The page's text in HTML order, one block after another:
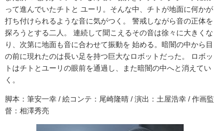
って進んでいたチトと ユーリ。そんな中、チトが地面に何かが
打ち付けられるような音に気がつく。 警戒しながら音の正体を
探ろうとする二人。 連続して聞こえるその音は徐々に大きくな
り、次第に地面も音に合わせて振動を 始める。暗闇の中から目
の前に現れたのは長い足を持つ巨大なロボットだった。 ロボッ
トはチトとユーリの眼前を通過し、また暗闇の中へと消えてい
く。
脚本：筆安一幸 / 絵コンテ：尾崎隆晴 / 演出：土屋浩幸 / 作画監
督：相澤秀亮